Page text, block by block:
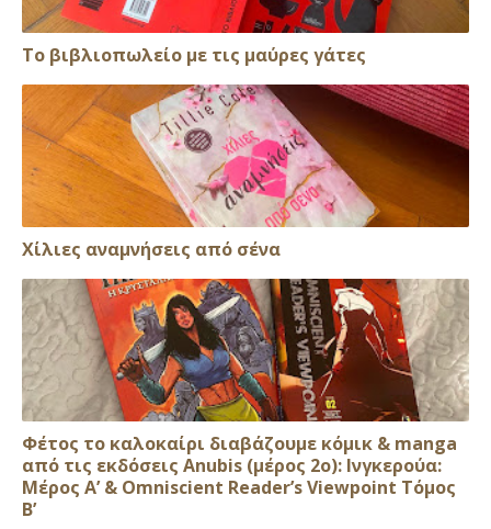
Το βιβλιοπωλείο με τις μαύρες γάτες
Xίλιες αναμνήσεις από σένα
Φέτος το καλοκαίρι διαβάζουμε κόμικ & manga
από τις εκδόσεις Anubis (μέρος 2ο): Ινγκερούα:
Μέρος Α’ & Omniscient Reader’s Viewpoint Τόμος
Β’